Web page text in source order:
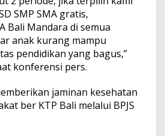
SMP SMA gratis,
Bali Mandara di semua
anak kurang mampu
pendidikan yang bagus,”
konferensi pers.
jaminan kesehatan
ber KTP Bali melalui BPJS